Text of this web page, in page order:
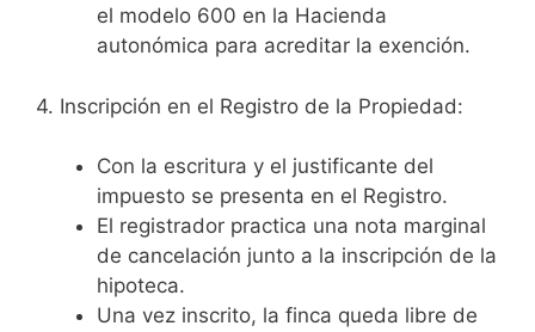
el modelo 600 en la Hacienda
autonómica para acreditar la exención.
4. Inscripción en el Registro de la Propiedad:
Con la escritura y el justificante del
impuesto se presenta en el Registro.
El registrador practica una nota marginal
de cancelación junto a la inscripción de la
hipoteca.
Una vez inscrito, la finca queda libre de